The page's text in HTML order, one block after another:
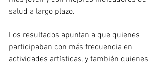
salud a largo plazo.
Los resultados apuntan a que quienes
participaban con más frecuencia en
actividades artísticas, y también quienes